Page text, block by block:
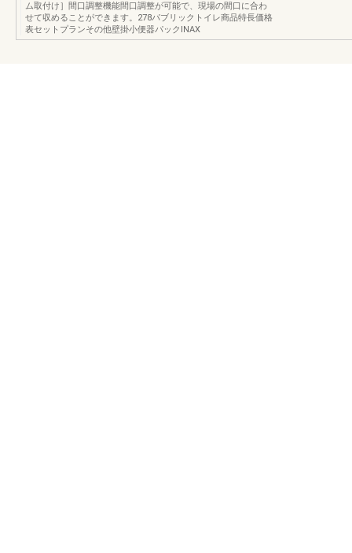
ム取付け］間口調整機能間口調整が可能で、現場の間口に合わ
せて収めることができます。278パブリックトイレ商品特長価格
表セットプランその他壁掛小便器パックINAX